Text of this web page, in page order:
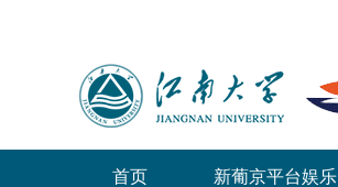
首页 新葡京平台娱乐